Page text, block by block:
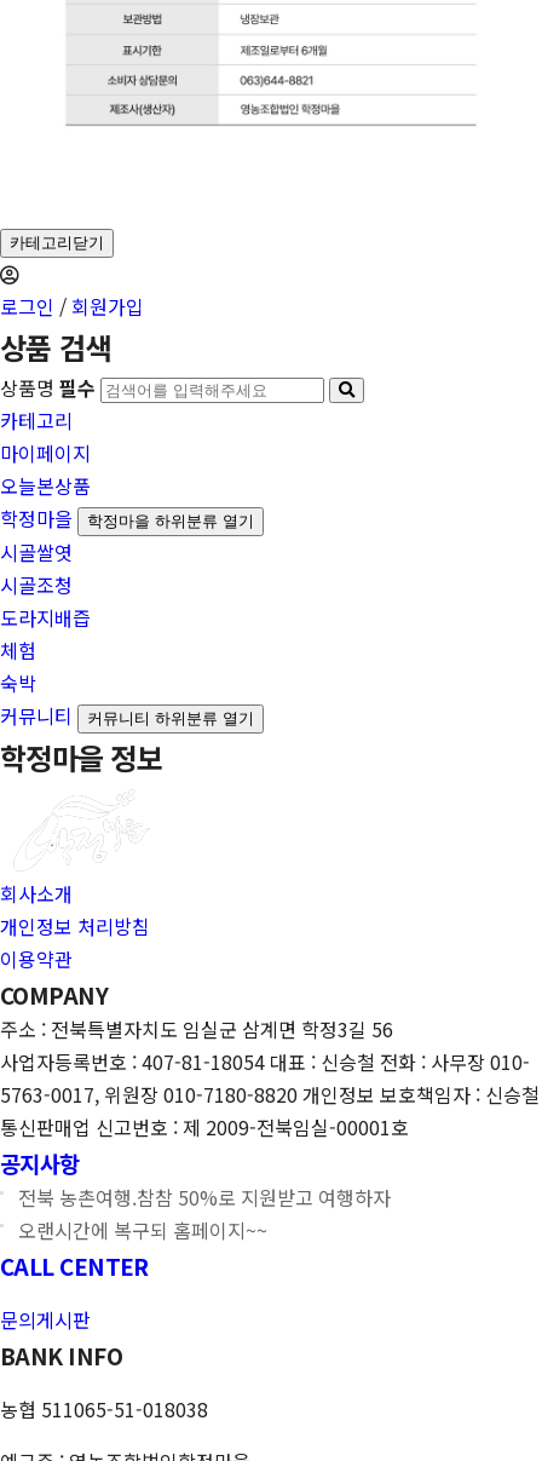
카테고리닫기
로그인 / 회원가입
상품 검색
상품명 필수
카테고리
마이페이지
오늘본상품
학정마을
학정마을 하위분류 열기
시골쌀엿
시골조청
도라지배즙
체험
숙박
커뮤니티
커뮤니티 하위분류 열기
학정마을 정보
회사소개
개인정보 처리방침
이용약관
COMPANY
주소 : 전북특별자치도 임실군 삼계면 학정3길 56
사업자등록번호 : 407-81-18054 대표 : 신승철 전화 : 사무장 010-
5763-0017, 위원장 010-7180-8820개인정보 보호책임자 : 신승철
통신판매업 신고번호 : 제 2009-전북임실-00001호
공지사항
전북 농촌여행.참참 50%로 지원받고 여행하자
오랜시간에 복구되 홈페이지~~
CALL CENTER
문의게시판
BANK INFO
농협 511065-51-018038